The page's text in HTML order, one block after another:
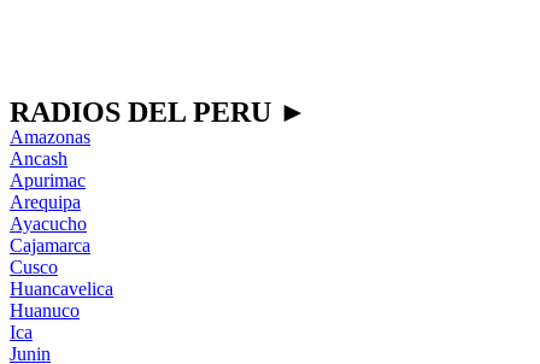
RADIOS DEL PERU ►
Amazonas
Ancash
Apurimac
Arequipa
Ayacucho
Cajamarca
Cusco
Huancavelica
Huanuco
Ica
Junin